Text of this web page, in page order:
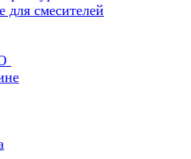
смесителей